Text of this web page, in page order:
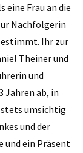
Frau an die
Nachfolgerin
Ihr zur
Theiner und
und
Jahren ab, in
stets umsichtig
und der
und ein Präsent